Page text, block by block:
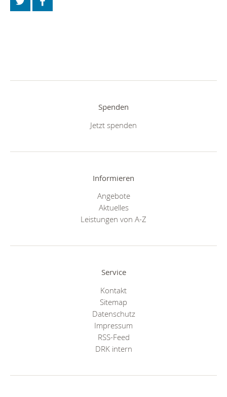
Spenden
Jetzt spenden
Informieren
Angebote
Aktuelles
Leistungen von A-Z
Service
Kontakt
Sitemap
Datenschutz
Impressum
RSS-Feed
DRK intern